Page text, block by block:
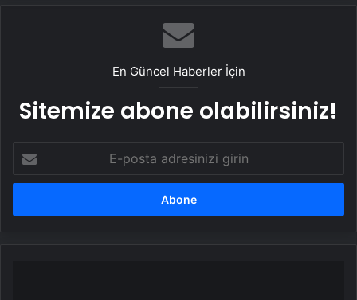
Vira Assistance’tan Türkiye Genelinde
Güvenli Araç Taşıma ve Yol Yardım Atağı
En Güncel Haberler İçin
Sitemize abone olabilirsiniz!
posta
adresinizi